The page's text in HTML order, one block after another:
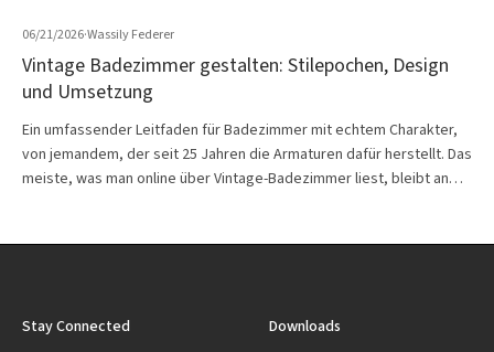
06/21/2026·Wassily Federer
Vintage Badezimmer gestalten: Stilepochen, Design
und Umsetzung
Ein umfassender Leitfaden für Badezimmer mit echtem Charakter,
von jemandem, der seit 25 Jahren die Armaturen dafür herstellt. Das
meiste, was man online über Vintage-Badezimmer liest, bleibt an…
Stay Connected Downloads